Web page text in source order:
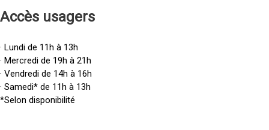
Accès usagers
· Lundi de 11h à 13h
· Mercredi de 19h à 21h
· Vendredi de 14h à 16h
· Samedi* de 11h à 13h
*Selon disponibilité